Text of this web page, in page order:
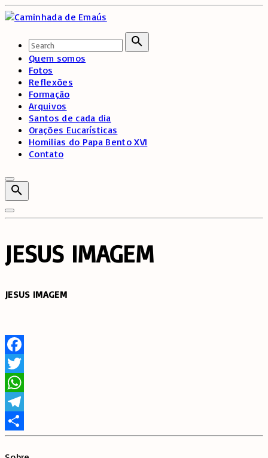
Skip
to
Search
Search
for:
Quem somos
Fotos
Reflexões
Formação
Arquivos
Santos de cada dia
Orações Eucarísticas
Homilias do Papa Bento XVI
Contato
JESUS IMAGEM
JESUS IMAGEM
Facebook
Twitter
WhatsApp
Telegram
Share